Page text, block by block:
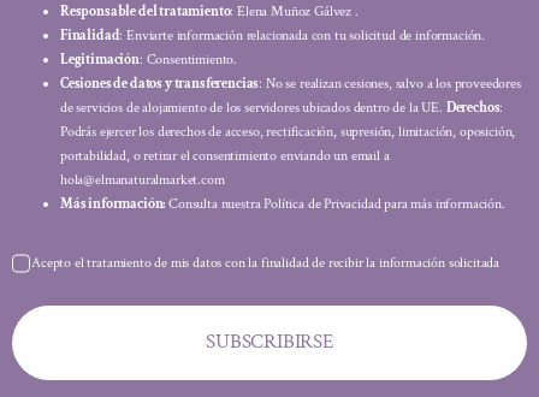
Responsable del tratamiento: Elena Muñoz Gálvez .
Finalidad: Enviarte información relacionada con tu solicitud de información.
Legitimación: Consentimiento.
Cesiones de datos y transferencias: No se realizan cesiones, salvo a los proveedores
de servicios de alojamiento de los servidores ubicados dentro de la UE. Derechos:
Podrás ejercer los derechos de acceso, rectificación, supresión, limitación, oposición,
portabilidad, o retirar el consentimiento enviando un email a
hola@elmanaturalmarket.com
Más información: Consulta nuestra Política de Privacidad para más información.
Acepto el tratamiento de mis datos con la finalidad de recibir la información solicitada
SUBSCRIBIRSE